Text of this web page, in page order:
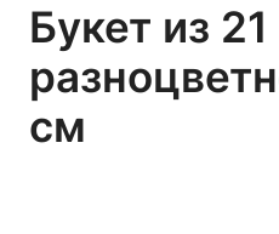
Букет из 21
см